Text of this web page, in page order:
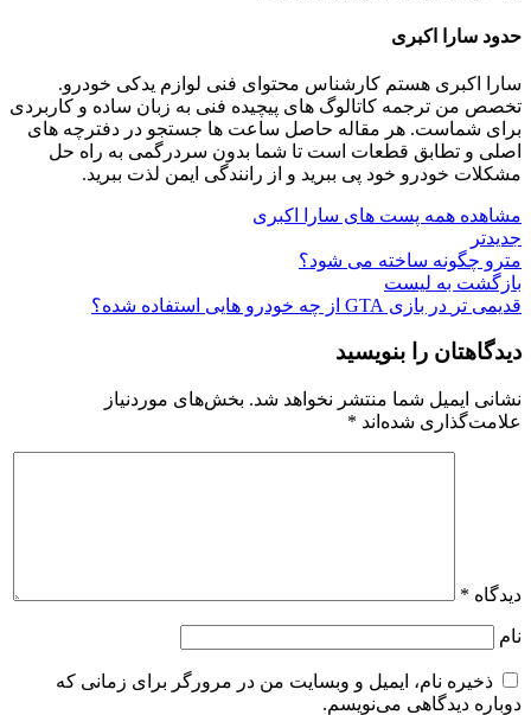
حدود سارا اکبری
سارا اکبری هستم کارشناس محتوای فنی لوازم یدکی خودرو.
تخصص من ترجمه کاتالوگ‌ های پیچیده فنی به زبان ساده و کاربردی
برای شماست. هر مقاله حاصل ساعت‌ ها جستجو در دفترچه‌ های
اصلی و تطابق قطعات است تا شما بدون سردرگمی به راه حل
مشکلات خودرو خود پی ببرید و از رانندگی ایمن لذت ببرید.
مشاهده همه پست های سارا اکبری
جدیدتر
مترو چگونه ساخته می‌ شود؟
بازگشت به لیست
قدیمی تر در بازی GTA از چه خودرو ‌هایی استفاده شده؟
دیدگاهتان را بنویسید
نشانی ایمیل شما منتشر نخواهد شد. بخش‌های موردنیاز
علامت‌گذاری شده‌اند *
دیدگاه *
نام
ذخیره نام، ایمیل و وبسایت من در مرورگر برای زمانی که
دوباره دیدگاهی می‌نویسم.